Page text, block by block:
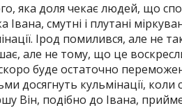
яка доля чекає людей, що
смутні і плутані
Ірод помилився, але не так
але не тому, що це
буде остаточно
досягнуть кульмінації,
Він, подібно до Івана,